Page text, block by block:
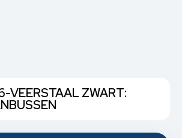
VEERSTAAL ZWART: